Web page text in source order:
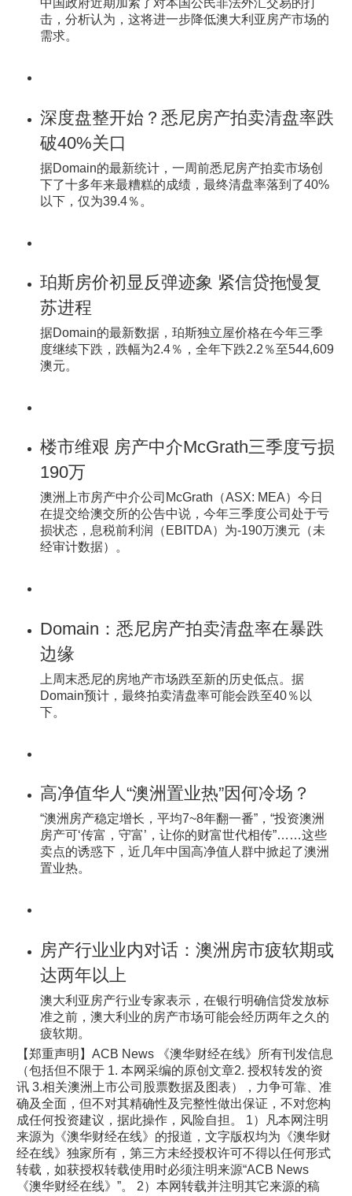
中国政府近期加紧了对本国公民非法外汇交易的打
击，分析认为，这将进一步降低澳大利亚房产市场的
需求。
深度盘整开始？悉尼房产拍卖清盘率跌
破40%关口
据Domain的最新统计，一周前悉尼房产拍卖市场创
下了十多年来最糟糕的成绩，最终清盘率落到了40%
以下，仅为39.4％。
珀斯房价初显反弹迹象 紧信贷拖慢复
苏进程
据Domain的最新数据，珀斯独立屋价格在今年三季
度继续下跌，跌幅为2.4％，全年下跌2.2％至544,609
澳元。
楼市维艰 房产中介McGrath三季度亏损
190万
澳洲上市房产中介公司McGrath（ASX: MEA）今日
在提交给澳交所的公告中说，今年三季度公司处于亏
损状态，息税前利润（EBITDA）为-190万澳元（未
经审计数据）。
Domain：悉尼房产拍卖清盘率在暴跌
边缘
上周末悉尼的房地产市场跌至新的历史低点。据
Domain预计，最终拍卖清盘率可能会跌至40％以
下。
高净值华人“澳洲置业热”因何冷场？
“澳洲房产稳定增长，平均7~8年翻一番”，“投资澳洲
房产可‘传富，守富’，让你的财富世代相传”……这些
卖点的诱惑下，近几年中国高净值人群中掀起了澳洲
置业热。
房产行业业内对话：澳洲房市疲软期或
达两年以上
澳大利亚房产行业专家表示，在银行明确信贷发放标
准之前，澳大利业的房产市场可能会经历两年之久的
疲软期。
【郑重声明】ACB News 《澳华财经在线》所有刊发信息
（包括但不限于 1. 本网采编的原创文章2. 授权转发的资
讯 3.相关澳洲上市公司股票数据及图表），力争可靠、准
确及全面，但不对其精确性及完整性做出保证，不对您构
成任何投资建议，据此操作，风险自担。 1）凡本网注明
来源为《澳华财经在线》的报道，文字版权均为《澳华财
经在线》独家所有，第三方未经授权许可不得以任何形式
转载，如获授权转载使用时必须注明来源“ACB News
《澳华财经在线》”。 2）本网转载并注明其它来源的稿